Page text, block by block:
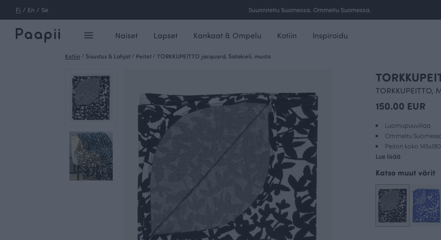
Fi / En / Se Ilmainen toimitus yli 100 € tilauksille Suomessa.
Naiset Lapset Kankaat & Ompelu Kotiin Inspiroidu
Kotiin / Sisustus & Lahjat / Peitot / TORKKUPEITTO jacquard, Satakieli, musta
TORKKUPEITTO,
150.00 EUR
Luomupuuvillaa
Ommeltu
Peiton koko
Lue lisää
Katso muut värit